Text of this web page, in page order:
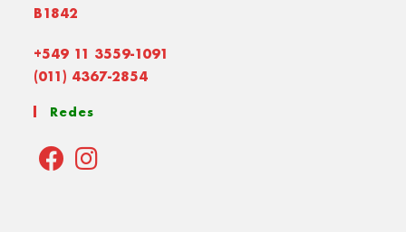
B1842
+549 11 3559-1091
(011) 4367-2854
Redes